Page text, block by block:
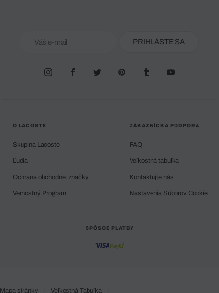
PRIHLÁSTE SA
O LACOSTE
Skupina Lacoste
Ľudia
Ochrana obchodnej značky
Vernostný Program
ZÁKAZNÍCKA PODPORA
FAQ
Veľkostná tabuľka
Kontaktujte nás
Nastavenia Súborov Cookie
SPÔSOB PLATBY
Mapa stránky | Veľkostná Tabuľka |